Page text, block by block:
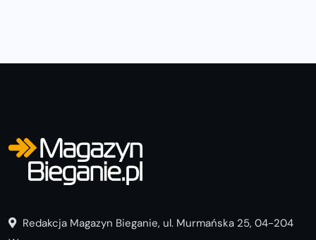
Redakcja Magazyn Bieganie, ul. Murmańska 25, 04-204